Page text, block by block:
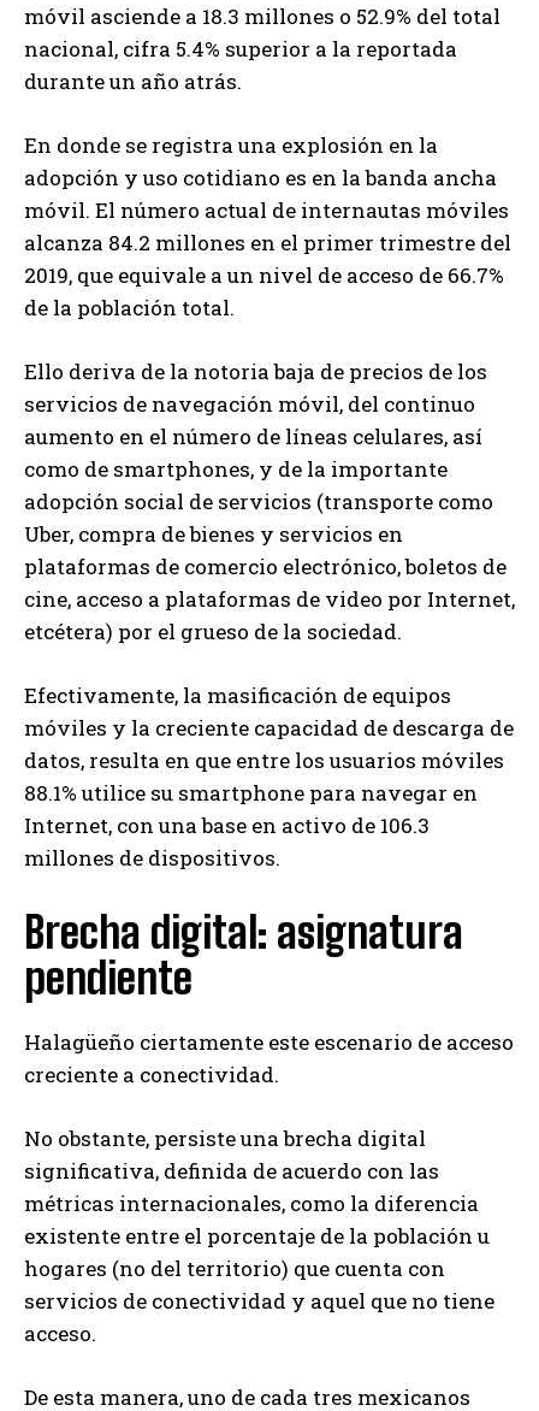
móvil asciende a 18.3 millones o 52.9% del total
nacional, cifra 5.4% superior a la reportada
durante un año atrás.
En donde se registra una explosión en la
adopción y uso cotidiano es en la banda ancha
móvil. El número actual de internautas móviles
alcanza 84.2 millones en el primer trimestre del
2019, que equivale a un nivel de acceso de 66.7%
de la población total.
Ello deriva de la notoria baja de precios de los
servicios de navegación móvil, del continuo
aumento en el número de líneas celulares, así
como de smartphones, y de la importante
adopción social de servicios (transporte como
Uber, compra de bienes y servicios en
plataformas de comercio electrónico, boletos de
cine, acceso a plataformas de video por Internet,
etcétera) por el grueso de la sociedad.
Efectivamente, la masificación de equipos
móviles y la creciente capacidad de descarga de
datos, resulta en que entre los usuarios móviles
88.1% utilice su smartphone para navegar en
Internet, con una base en activo de 106.3
millones de dispositivos.
Brecha digital: asignatura
pendiente
Halagüeño ciertamente este escenario de acceso
creciente a conectividad.
No obstante, persiste una brecha digital
significativa, definida de acuerdo con las
métricas internacionales, como la diferencia
existente entre el porcentaje de la población u
hogares (no del territorio) que cuenta con
servicios de conectividad y aquel que no tiene
acceso.
De esta manera, uno de cada tres mexicanos